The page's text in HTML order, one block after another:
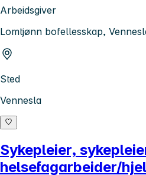
Arbeidsgiver
Lomtjønn bofellesskap,
Sted
Vennesla
Sykepleier,
helsefagarbeider/